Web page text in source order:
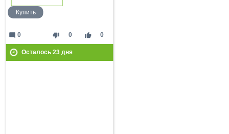
Купить
thumb_down 0 thumb_up 0
mode_comment 0
Осталось 23дня